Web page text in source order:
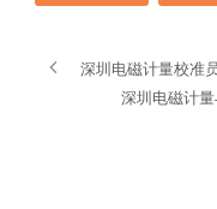
深圳电磁计量校准
深圳电磁计量